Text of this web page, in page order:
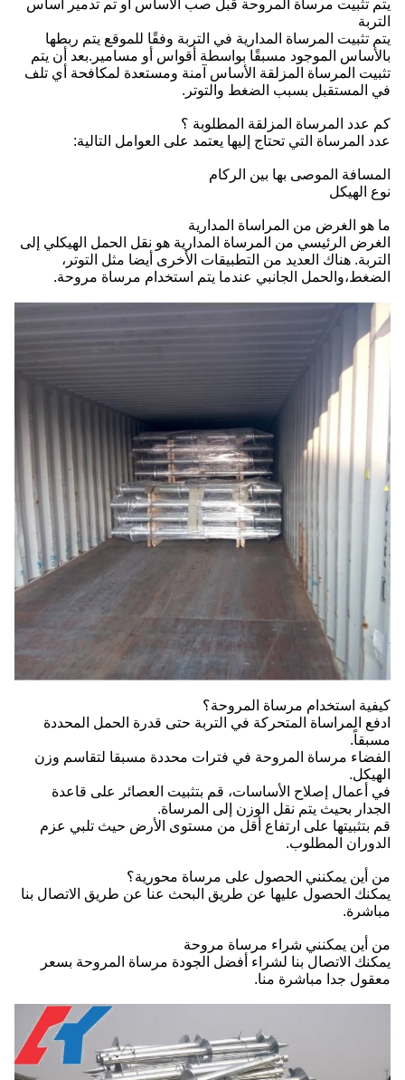
يتم تثبيت مرساة المروحة قبل صب الأساس أو تم تدمير أساس
التربة
يتم تثبيت المرساة المدارية في التربة وفقًا للموقع يتم ربطها
بالأساس الموجود مسبقًا بواسطة أقواس أو مسامير.بعد أن يتم
تثبيت المرساة المزلقة الأساس آمنة ومستعدة لمكافحة أي تلف
في المستقبل بسبب الضغط والتوتر.
كم عدد المرساة المزلقة المطلوبة ؟
عدد المرساة التي تحتاج إليها يعتمد على العوامل التالية:
المسافة الموصى بها بين الركام
نوع الهيكل
ما هو الغرض من المراساة المدارية
الغرض الرئيسي من المرساة المدارية هو نقل الحمل الهيكلي إلى
التربة. هناك العديد من التطبيقات الأخرى أيضا مثل التوتر،
الضغط،والحمل الجانبي عندما يتم استخدام مرساة مروحة.
كيفية استخدام مرساة المروحة؟
ادفع المراساة المتحركة في التربة حتى قدرة الحمل المحددة
مسبقاً.
الفضاء مرساة المروحة في فترات محددة مسبقا لتقاسم وزن
الهيكل.
في أعمال إصلاح الأساسات، قم بتثبيت العصائر على قاعدة
الجدار بحيث يتم نقل الوزن إلى المرساة.
قم بتثبيتها على ارتفاع أقل من مستوى الأرض حيث تلبي عزم
الدوران المطلوب.
من أين يمكنني الحصول على مرساة محورية؟
يمكنك الحصول عليها عن طريق البحث عنا عن طريق الاتصال بنا
مباشرة.
من أين يمكنني شراء مرساة مروحة
يمكنك الاتصال بنا لشراء أفضل الجودة مرساة المروحة بسعر
معقول جدا مباشرة منا.